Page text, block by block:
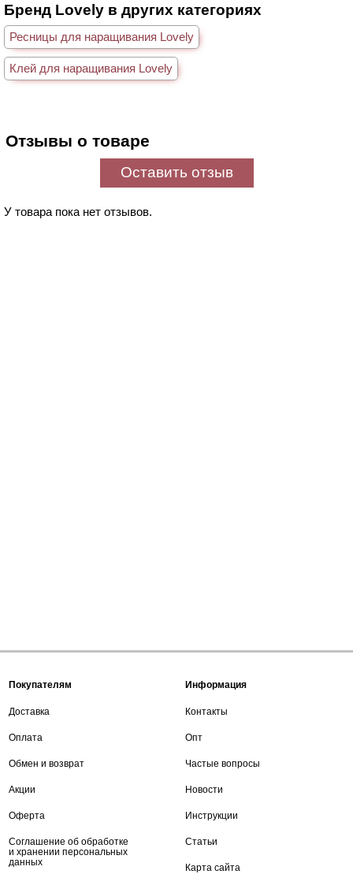
Бренд Lovely в других категориях
Ресницы для наращивания Lovely
Клей для наращивания Lovely
Отзывы о товаре
Оставить отзыв
У товара пока нет отзывов.
Покупателям
Доставка
Оплата
Обмен и возврат
Акции
Оферта
Соглашение об обработке
и хранении персональных
данных
Информация
Контакты
Опт
Частые вопросы
Новости
Инструкции
Статьи
Карта сайта